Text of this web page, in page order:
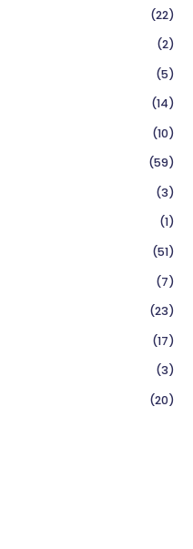
(22)
(2)
(5)
(14)
(10)
(59)
(3)
(1)
(51)
(7)
(23)
(17)
(3)
(20)